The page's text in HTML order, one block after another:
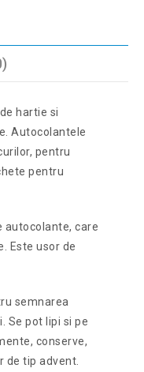
hartie si
Autocolantele
pentru
pentru
autocolante, care
Este usor de
semnarea
Se pot lipi si pe
conserve,
de tip advent.